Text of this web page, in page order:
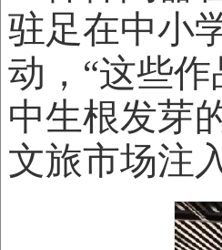
驻足在中小
动，“这些
中生根发芽
文旅市场注